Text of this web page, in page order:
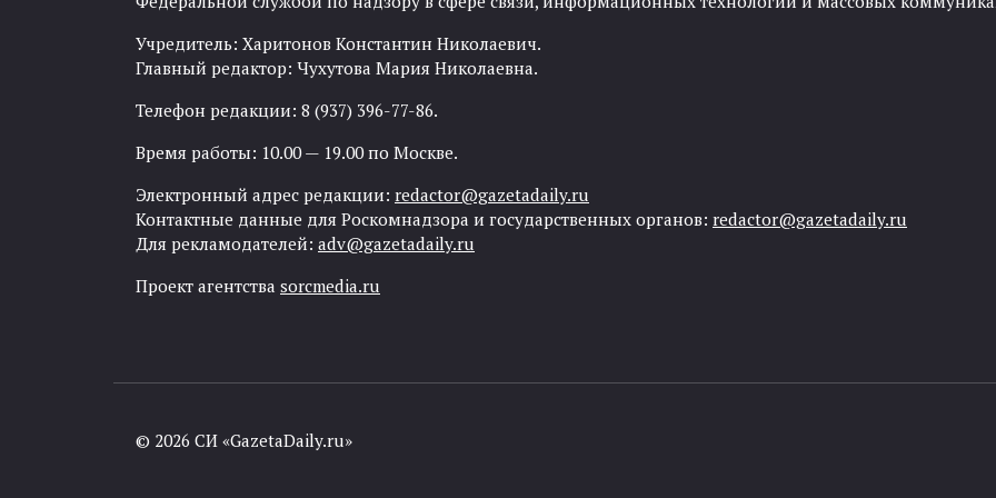
Учредитель: Харитонов Константин Николаевич.
Главный редактор: Чухутова Мария Николаевна.
Телефон редакции: 8 (937) 396-77-86.
Время работы: 10.00 — 19.00 по Москве.
Электронный адрес редакции: redactor@gazetadaily.ru
Контактные данные для Роскомнадзора и государственных органов: redactor@gazetadaily.ru
Для рекламодателей: adv@gazetadaily.ru
Проект агентства sorcmedia.ru
© 2026 СИ «GazetaDaily.ru»